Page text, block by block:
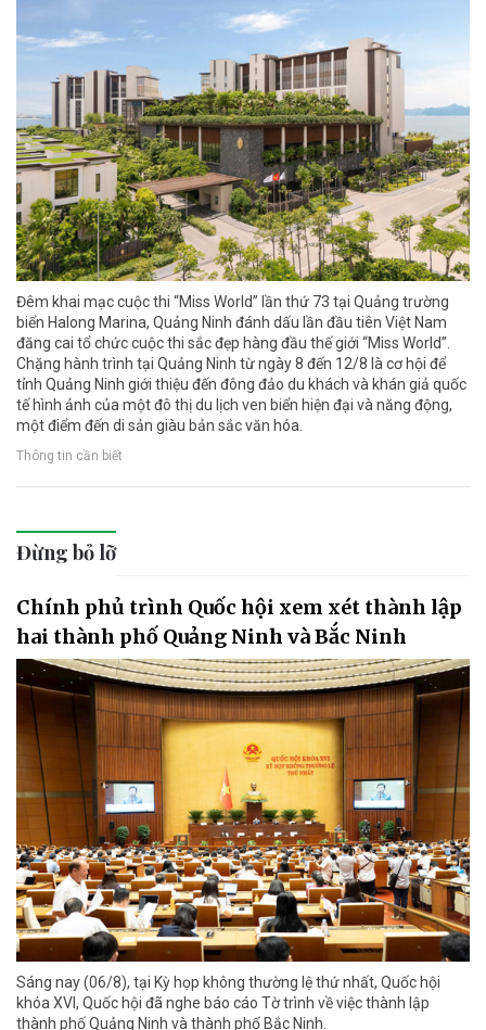
Đêm khai mạc cuộc thi “Miss World” lần thứ 73 tại Quảng trường
biển Halong Marina, Quảng Ninh đánh dấu lần đầu tiên Việt Nam
đăng cai tổ chức cuộc thi sắc đẹp hàng đầu thế giới “Miss World”.
Chặng hành trình tại Quảng Ninh từ ngày 8 đến 12/8 là cơ hội để
tỉnh Quảng Ninh giới thiệu đến đông đảo du khách và khán giả quốc
tế hình ảnh của một đô thị du lịch ven biển hiện đại và năng động,
một điểm đến di sản giàu bản sắc văn hóa.
Thông tin cần biết
Đừng bỏ lỡ
Chính phủ trình Quốc hội xem xét thành lập
hai thành phố Quảng Ninh và Bắc Ninh
Sáng nay (06/8), tại Kỳ họp không thường lệ thứ nhất, Quốc hội
khóa XVI, Quốc hội đã nghe báo cáo Tờ trình về việc thành lập
thành phố Quảng Ninh và thành phố Bắc Ninh.